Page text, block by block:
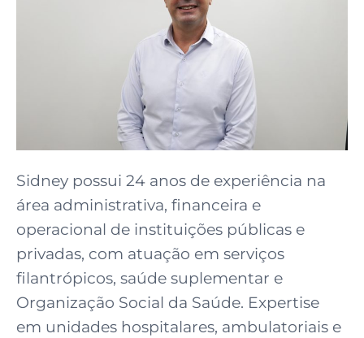
Sidney possui 24 anos de experiência na
área administrativa, financeira e
operacional de instituições públicas e
privadas, com atuação em serviços
filantrópicos, saúde suplementar e
Organização Social da Saúde. Expertise
em unidades hospitalares, ambulatoriais e